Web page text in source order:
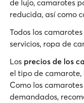
de lujo, camarotes
reducida, así como
Todos los
servicios, ropa de
Los precios de los
el tipo de
Como los
demandados,